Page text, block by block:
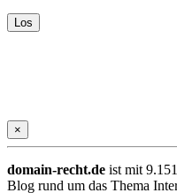
×
domain-recht.de ist mit
Blog rund um das Thema